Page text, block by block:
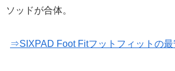
ソッドが合体。
⇒SIXPAD Foot Fitフットフィットの